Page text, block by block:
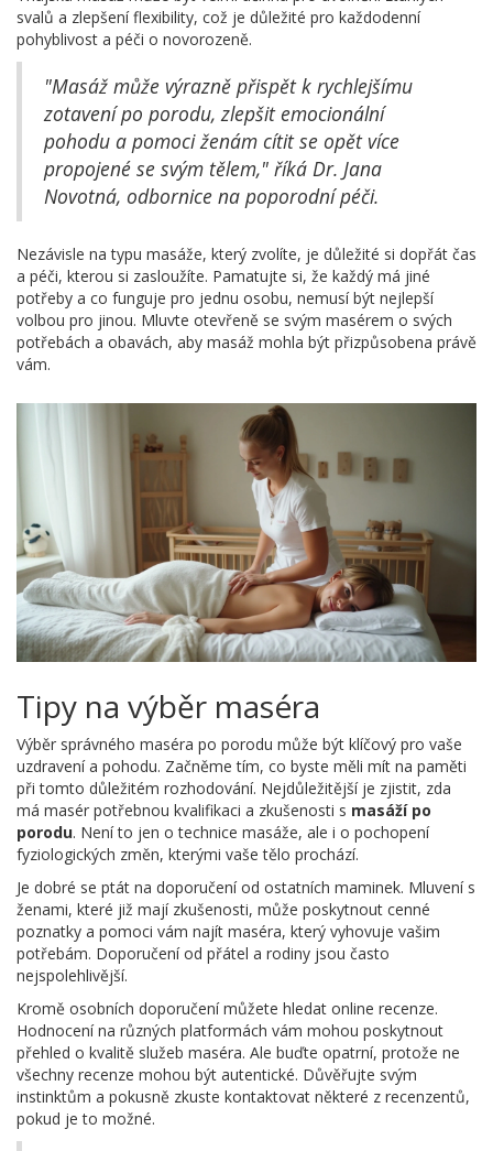
svalů a zlepšení flexibility, což je důležité pro každodenní
pohyblivost a péči o novorozeně.
"Masáž může výrazně přispět k rychlejšímu
zotavení po porodu, zlepšit emocionální
pohodu a pomoci ženám cítit se opět více
propojené se svým tělem," říká Dr. Jana
Novotná, odbornice na poporodní péči.
Nezávisle na typu masáže, který zvolíte, je důležité si dopřát čas
a péči, kterou si zasloužíte. Pamatujte si, že každý má jiné
potřeby a co funguje pro jednu osobu, nemusí být nejlepší
volbou pro jinou. Mluvte otevřeně se svým masérem o svých
potřebách a obavách, aby masáž mohla být přizpůsobena právě
vám.
Tipy na výběr maséra
Výběr správného maséra po porodu může být klíčový pro vaše
uzdravení a pohodu. Začněme tím, co byste měli mít na paměti
při tomto důležitém rozhodování. Nejdůležitější je zjistit, zda
má masér potřebnou kvalifikaci a zkušenosti s masáží po
porodu. Není to jen o technice masáže, ale i o pochopení
fyziologických změn, kterými vaše tělo prochází.
Je dobré se ptát na doporučení od ostatních maminek. Mluvení s
ženami, které již mají zkušenosti, může poskytnout cenné
poznatky a pomoci vám najít maséra, který vyhovuje vašim
potřebám. Doporučení od přátel a rodiny jsou často
nejspolehlivější.
Kromě osobních doporučení můžete hledat online recenze.
Hodnocení na různých platformách vám mohou poskytnout
přehled o kvalitě služeb maséra. Ale buďte opatrní, protože ne
všechny recenze mohou být autentické. Důvěřujte svým
instinktům a pokusně zkuste kontaktovat některé z recenzentů,
pokud je to možné.